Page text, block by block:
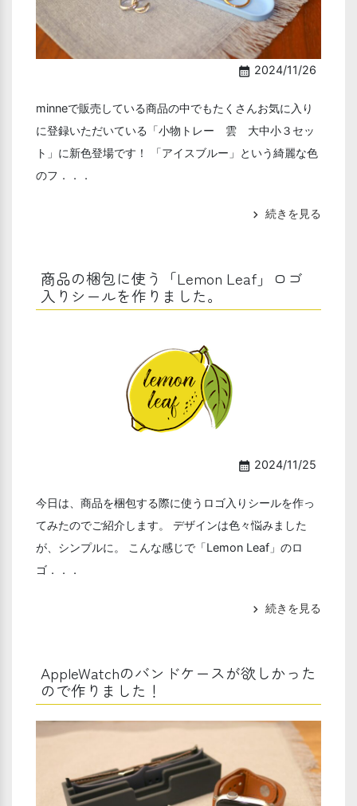
calendar_month 2024/11/26
minneで販売している商品の中でもたくさんお気に入り
に登録いただいている「小物トレー 雲 大中小３セッ
ト」に新色登場です！ 「アイスブルー」という綺麗な色
のフ．．．
chevron_right 続きを見る
商品の梱包に使う「Lemon Leaf」ロゴ
入りシールを作りました。
calendar_month 2024/11/25
今日は、商品を梱包する際に使うロゴ入りシールを作っ
てみたのでご紹介します。 デザインは色々悩みました
が、シンプルに。 こんな感じで「Lemon Leaf」のロ
ゴ．．．
chevron_right 続きを見る
AppleWatchのバンドケースが欲しかった
ので作りました！